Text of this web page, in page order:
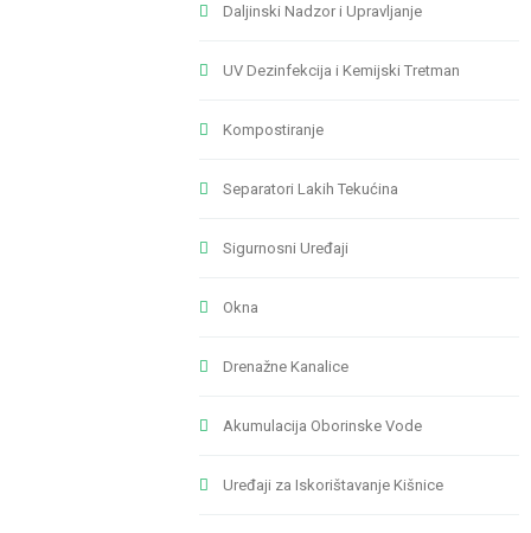
Daljinski Nadzor i Upravljanje
UV Dezinfekcija i Kemijski Tretman
Kompostiranje
Separatori Lakih Tekućina
Sigurnosni Uređaji
Okna
Drenažne Kanalice
Akumulacija Oborinske Vode
Uređaji za Iskorištavanje Kišnice